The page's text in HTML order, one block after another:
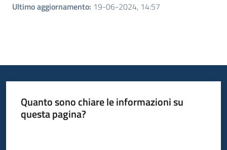
Ultimo aggiornamento: 19-06-2024, 14:57
Quanto sono chiare le informazioni su
questa pagina?